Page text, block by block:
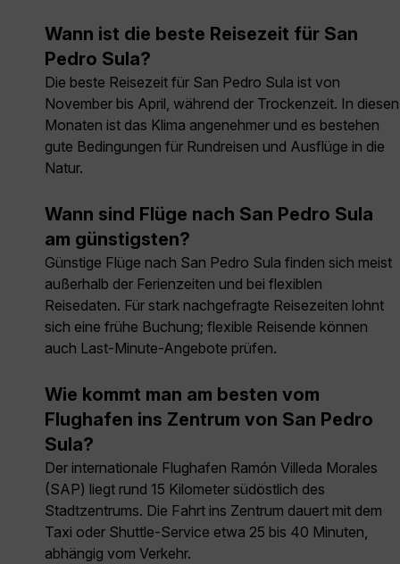
Wann ist die beste Reisezeit für San
Pedro Sula?
Die beste Reisezeit für San Pedro Sula ist von
November bis April, während der Trockenzeit. In diesen
Monaten ist das Klima angenehmer und es bestehen
gute Bedingungen für Rundreisen und Ausflüge in die
Natur.
Wann sind Flüge nach San Pedro Sula
am günstigsten?
Günstige Flüge nach San Pedro Sula finden sich meist
außerhalb der Ferienzeiten und bei flexiblen
Reisedaten. Für stark nachgefragte Reisezeiten lohnt
sich eine frühe Buchung; flexible Reisende können
auch Last-Minute-Angebote prüfen.
Wie kommt man am besten vom
Flughafen ins Zentrum von San Pedro
Sula?
Der internationale Flughafen Ramón Villeda Morales
(SAP) liegt rund 15 Kilometer südöstlich des
Stadtzentrums. Die Fahrt ins Zentrum dauert mit dem
Taxi oder Shuttle-Service etwa 25 bis 40 Minuten,
abhängig vom Verkehr.